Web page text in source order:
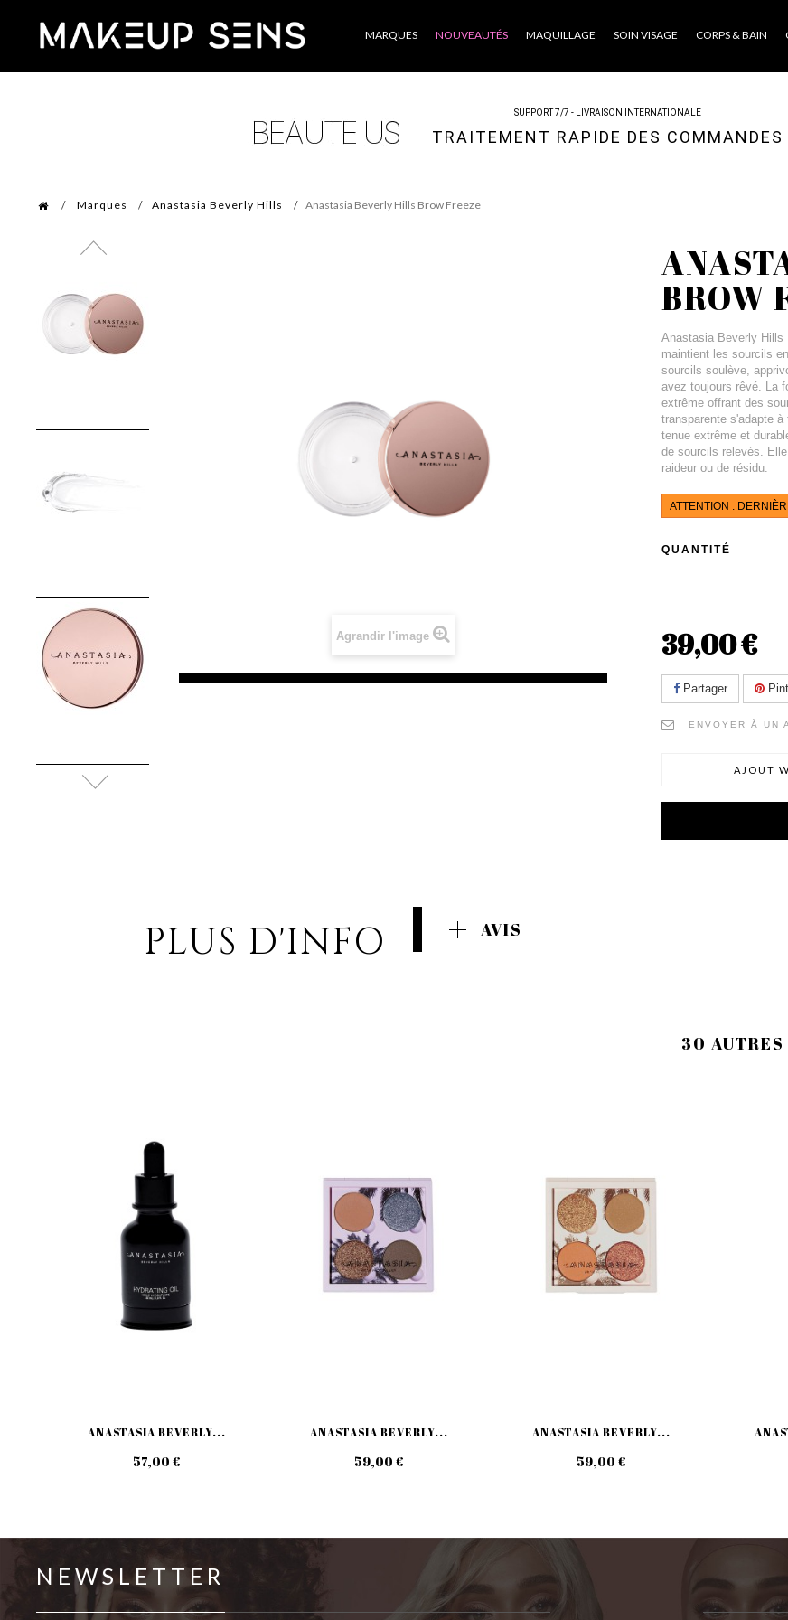
Catégories MARQUES NOUVEAUTÉS MAQUILLAGE SOIN VISAGE CORPS & BAIN
SUPPORT 7/7 - LIVRAISON INTERNATIONALE
TRAITEMENT RAPIDE DES COMMANDES
Marques Anastasia Beverly Hills Anastasia Beverly Hills Brow Freeze
Agrandir l'image
BROW
Anastasia Beverly Hills
maintient les sourcils
sourcils soulève,
avez toujours rêvé. La
extrême offrant des
transparente s'adapte
tenue extrême et
de sourcils relevés.
raideur ou de résidu.
ATTENTION :
QUANTITÉ
39,00 €
Partager
ENVOYER À UN
AJOUT
PLUS D'INFO AVIS
30
ANASTASIA BEVERLY...
57,00 €
ANASTASIA BEVERLY...
59,00 €
ANASTASIA BEVERLY...
59,00 €
NEWSLETTER